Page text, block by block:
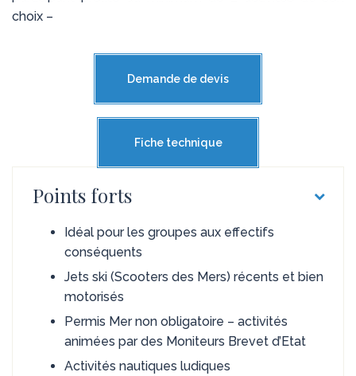
choix –
Demande de devis
Fiche technique
Points forts
Idéal pour les groupes aux effectifs
conséquents
Jets ski (Scooters des Mers) récents et bien
motorisés
Permis Mer non obligatoire – activités
animées par des Moniteurs Brevet d’Etat
Activités nautiques ludiques